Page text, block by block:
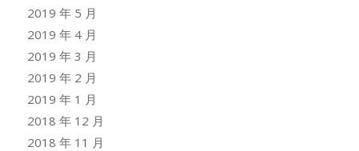
2019 年 5 月
2019 年 4 月
2019 年 3 月
2019 年 2 月
2019 年 1 月
2018 年 12 月
2018 年 11 月